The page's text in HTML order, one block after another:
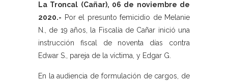
La Troncal (Cañar), 06 de noviembre de
2020.- Por el presunto femicidio de Melanie
N., de 19 años, la Fiscalía de Cañar inició una
instrucción fiscal de noventa días contra
Edwar S., pareja de la víctima, y Edgar G.
En la audiencia de formulación de cargos, de